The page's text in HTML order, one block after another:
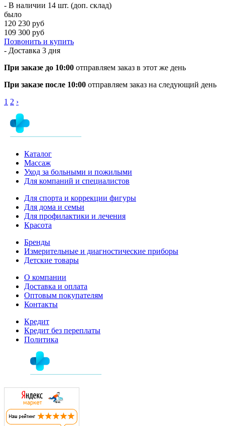
- В наличии 14 шт. (доп. склад)
было
120 230 руб
109 300 руб
Позвонить и купить
- Доставка 3 дня
При заказе до 10:00 отправляем заказ в этот же день
При заказе после 10:00 отправляем заказ на следующий день
1 2 ›
Каталог
Массаж
Уход за больными и пожилыми
Для компаний и специалистов
Для спорта и коррекции фигуры
Для дома и семьи
Для профилактики и лечения
Красота
Бренды
Измерительные и диагностические приборы
Детские товары
О компании
Доставка и оплата
Оптовым покупателям
Контакты
Кредит
Кредит без переплаты
Политика